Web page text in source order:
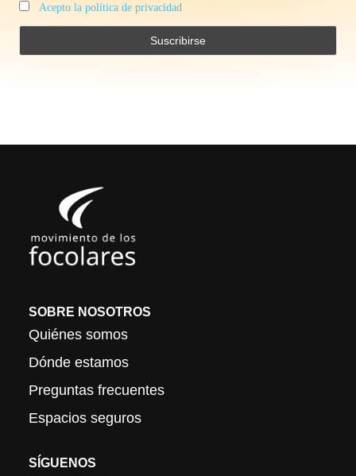
Acepto la política de privacidad
SOBRE NOSOTROS
Quiénes somos
Dónde estamos
Preguntas frecuentes
Espacios seguros
SÍGUENOS